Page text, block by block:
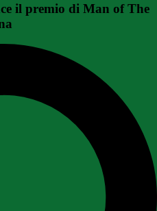
il premio di Man of The